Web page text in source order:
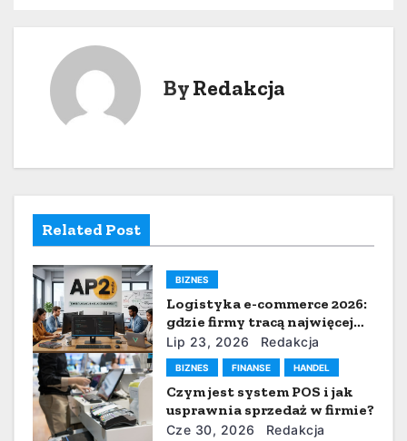
c
a
w
p
i
s
u
ByRedakcja
Related Post
BIZNES
Logistyka e-commerce 2026:
gdzie firmy tracą najwięcej
czasu i pieniędzy
Lip 23, 2026 Redakcja
BIZNES FINANSE HANDEL
Czym jest system POS i jak
usprawnia sprzedaż w firmie?
Cze 30, 2026 Redakcja